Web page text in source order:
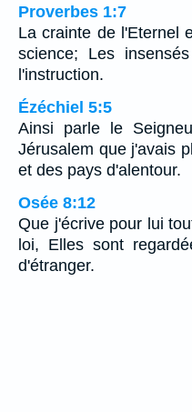
Proverbes 1:7
La crainte de l'Eternel
science; Les
l'instruction.
Ézéchiel 5:5
Ainsi parle le
Jérusalem que j'avais
et des pays d'alentour.
Osée 8:12
Que j'écrive pour lui
loi, Elles sont
d'étranger.